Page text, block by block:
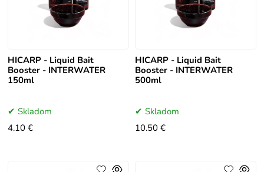
HICARP - Liquid Bait
Booster - INTERWATER
150ml
Skladom
4.10 €
HICARP - Liquid Bait
Booster - INTERWATER
500ml
Skladom
10.50 €